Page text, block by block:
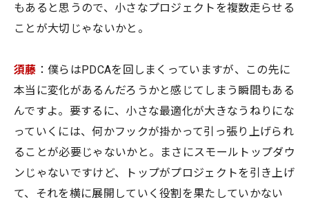
もあると思うので、小さなプロジェクトを複数走らせる
ことが大切じゃないかと。
須藤 ：僕らはPDCAを回しまくっていますが、この先に
本当に変化があるんだろうかと感じてしまう瞬間もある
んですよ。要するに、小さな最適化が大きなうねりにな
っていくには、何かフックが掛かって引っ張り上げられ
ることが必要じゃないかと。まさにスモールトップダウ
ンじゃないですけど、トップがプロジェクトを引き上げ
て、それを横に展開していく役割を果たしていかない